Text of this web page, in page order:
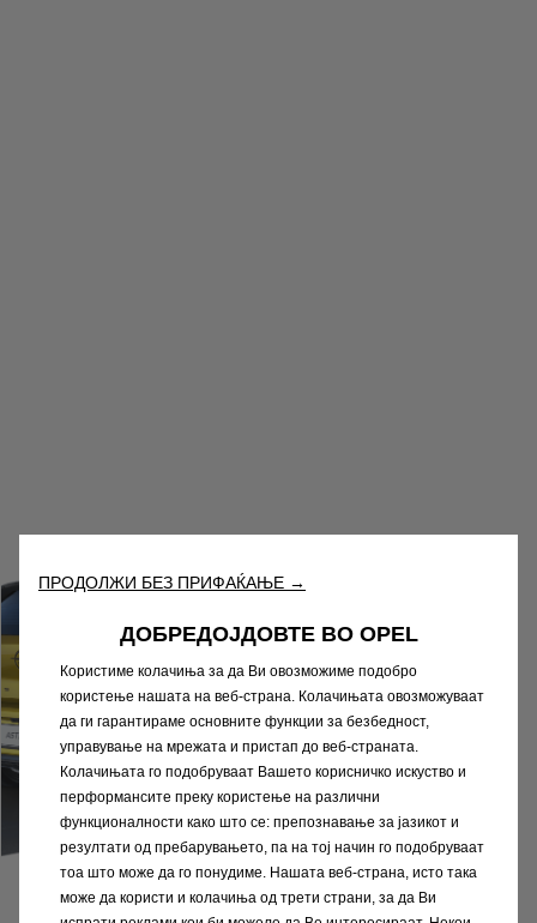
ПРОДОЛЖИ БЕЗ ПРИФАЌАЊЕ →
ДОБРЕДОЈДОВТЕ ВО OPEL
Користиме колачиња за да Ви овозможиме подобро
користење нашата на веб-страна. Колачињата овозможуваат
да ги гарантираме основните функции за безбедност,
управување на мрежата и пристап до веб-страната.
Колачињата го подобруваат Вашето корисничко искуство и
перформансите преку користење на различни
функционалности како што се: препознавање за јазикот и
резултати од пребарувањето, па на тој начин го подобруваат
тоа што може да го понудиме. Нашата веб-страна, исто така
може да користи и колачиња од трети страни, за да Ви